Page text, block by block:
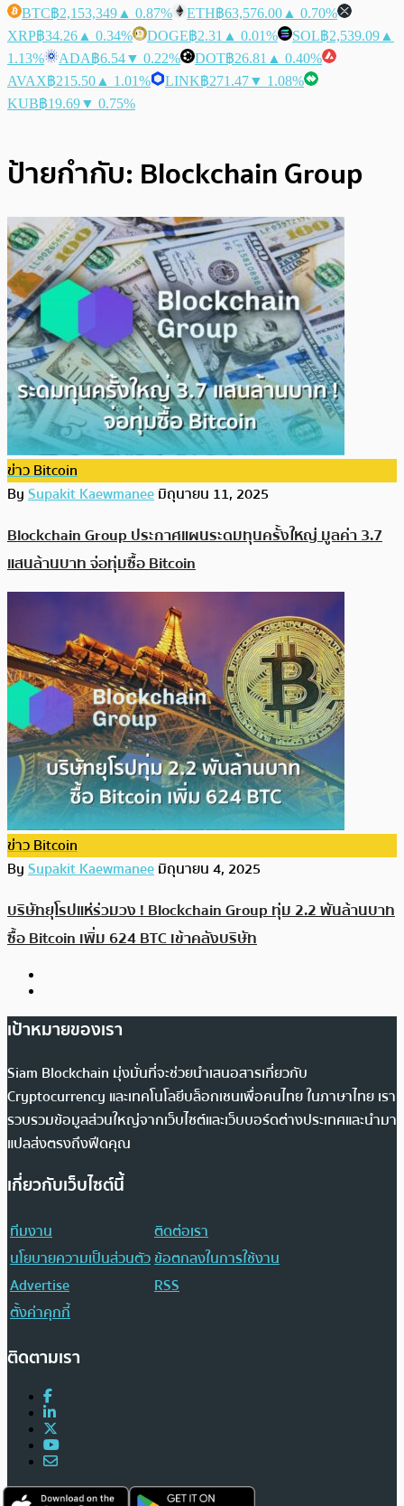
BTC฿2,153,349 ▲ 0.87% ETH฿63,576.00 ▲ 0.70%
XRP฿34.26 ▲ 0.34% DOGE฿2.31 ▲ 0.01% SOL฿2,539.09 ▲
1.13%
ADA฿6.54▼ 0.22% DOT฿26.81 ▲ 0.40%
AVAX฿215.50 ▲ 1.01% LINK฿271.47▼ 1.08%
KUB฿19.69▼ 0.75%
ป้ายกำกับ: Blockchain Group
ข่าว Bitcoin
BySupakit Kaewmaneeมิถุนายน 11, 2025
Blockchain Group ประกาศแผนระดมทุนครั้งใหญ่ มูลค่า 3.7
แสนล้านบาท จ่อทุ่มซื้อ Bitcoin
ข่าว Bitcoin
BySupakit Kaewmaneeมิถุนายน 4, 2025
บริษัทยุโรปแห่ร่วมวง ! Blockchain Group ทุ่ม 2.2 พันล้านบาท
ซื้อ Bitcoin เพิ่ม 624 BTC เข้าคลังบริษัท
เป้าหมายของเรา
Siam Blockchain มุ่งมั่นที่จะช่วยนำเสนอสารเกี่ยวกับ
Cryptocurrency และเทคโนโลยีบล็อกเชนเพื่อคนไทย ในภาษาไทย เรา
รวบรวมข้อมูลส่วนใหญ่จากเว็บไซต์และเว็บบอร์ดต่างประเทศและนำมา
แปลส่งตรงถึงฟีดคุณ
เกี่ยวกับเว็บไซต์นี้
ทีมงาน
ติดต่อเรา
นโยบายความเป็นส่วนตัวข้อตกลงในการใช้งาน
Advertise
RSS
ตั้งค่าคุกกี้
ติดตามเรา